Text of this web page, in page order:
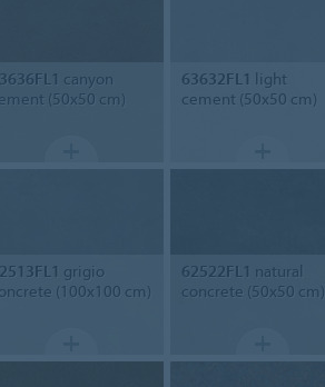
canyon
(50x50 cm)
63632FL1 light
cement (50x50 cm)
grigio
(100x100 cm)
62522FL1 natural
concrete (50x50 cm)